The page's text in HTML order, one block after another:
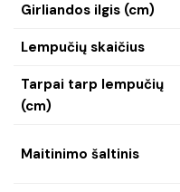
Girliandos ilgis (cm)
Lempučių skaičius
Tarpai tarp lempučių
(cm)
Maitinimo šaltinis